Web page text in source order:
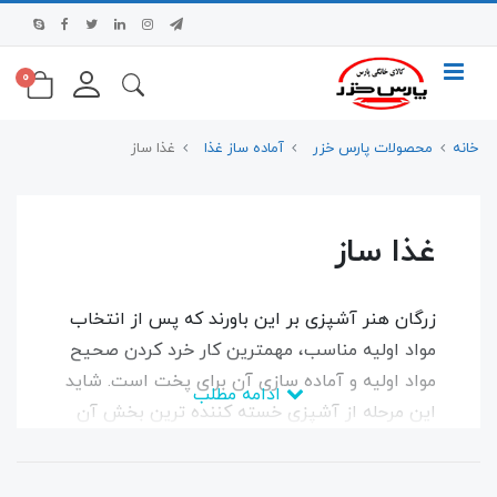
0
خانه محصولات پارس خزر آماده ساز غذا غذا ساز
غذا ساز
زرگان هنر آشپزی بر این باورند که پس از انتخاب
مواد اولیه مناسب، مهمترین کار خرد کردن صحیح
مواد اولیه و آماده سازی آن برای پخت است. شاید
این مرحله از آشپزی خسته کننده ترین بخش آن